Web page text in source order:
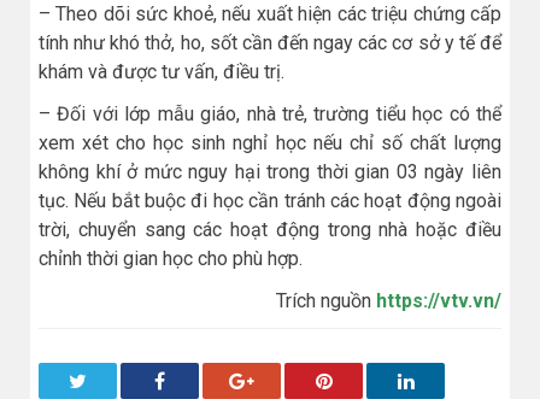
– Theo dõi sức khoẻ, nếu xuất hiện các triệu chứng cấp
tính như khó thở, ho, sốt cần đến ngay các cơ sở y tế để
khám và được tư vấn, điều trị.
– Đối với lớp mẫu giáo, nhà trẻ, trường tiểu học có thể
xem xét cho học sinh nghỉ học nếu chỉ số chất lượng
không khí ở mức nguy hại trong thời gian 03 ngày liên
tục. Nếu bắt buộc đi học cần tránh các hoạt động ngoài
trời, chuyển sang các hoạt động trong nhà hoặc điều
chỉnh thời gian học cho phù hợp.
Trích nguồn https://vtv.vn/
Facebook Google+ Pinterest LinkedIn